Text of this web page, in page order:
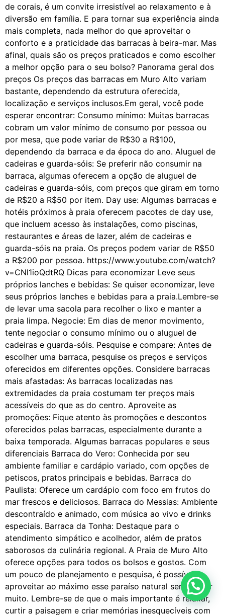
de corais, é um convite irresistível ao relaxamento e à
diversão em família. E para tornar sua experiência ainda
mais completa, nada melhor do que aproveitar o
conforto e a praticidade das barracas à beira-mar. Mas
afinal, quais são os preços praticados e como escolher
a melhor opção para o seu bolso? Panorama geral dos
preços Os preços das barracas em Muro Alto variam
bastante, dependendo da estrutura oferecida,
localização e serviços inclusos.Em geral, você pode
esperar encontrar: Consumo mínimo: Muitas barracas
cobram um valor mínimo de consumo por pessoa ou
por mesa, que pode variar de R$30 a R$100,
dependendo da barraca e da época do ano. Aluguel de
cadeiras e guarda-sóis: Se preferir não consumir na
barraca, algumas oferecem a opção de aluguel de
cadeiras e guarda-sóis, com preços que giram em torno
de R$20 a R$50 por item. Day use: Algumas barracas e
hotéis próximos à praia oferecem pacotes de day use,
que incluem acesso às instalações, como piscinas,
restaurantes e áreas de lazer, além de cadeiras e
guarda-sóis na praia. Os preços podem variar de R$50
a R$200 por pessoa. https://www.youtube.com/watch?
v=CNl1ioQdtRQ Dicas para economizar Leve seus
próprios lanches e bebidas: Se quiser economizar, leve
seus próprios lanches e bebidas para a praia.Lembre-se
de levar uma sacola para recolher o lixo e manter a
praia limpa. Negocie: Em dias de menor movimento,
tente negociar o consumo mínimo ou o aluguel de
cadeiras e guarda-sóis. Pesquise e compare: Antes de
escolher uma barraca, pesquise os preços e serviços
oferecidos em diferentes opções. Considere barracas
mais afastadas: As barracas localizadas nas
extremidades da praia costumam ter preços mais
acessíveis do que as do centro. Aproveite as
promoções: Fique atento às promoções e descontos
oferecidos pelas barracas, especialmente durante a
baixa temporada. Algumas barracas populares e seus
diferenciais Barraca do Vero: Conhecida por seu
ambiente familiar e cardápio variado, com opções de
petiscos, pratos principais e bebidas. Barraca do
Paulista: Oferece um cardápio com foco em frutos do
mar frescos e deliciosos. Barraca do Messias: Ambiente
descontraído e animado, com música ao vivo e drinks
especiais. Barraca da Tonha: Destaque para o
atendimento simpático e acolhedor, além de pratos
saborosos da culinária regional. A Praia de Muro Alto
oferece opções para todos os bolsos e gostos. Com
um pouco de planejamento e pesquisa, é possível
aproveitar ao máximo esse paraíso natural sem gastar
muito. Lembre-se de que o mais importante é relaxar,
curtir a paisagem e criar memórias inesquecíveis com